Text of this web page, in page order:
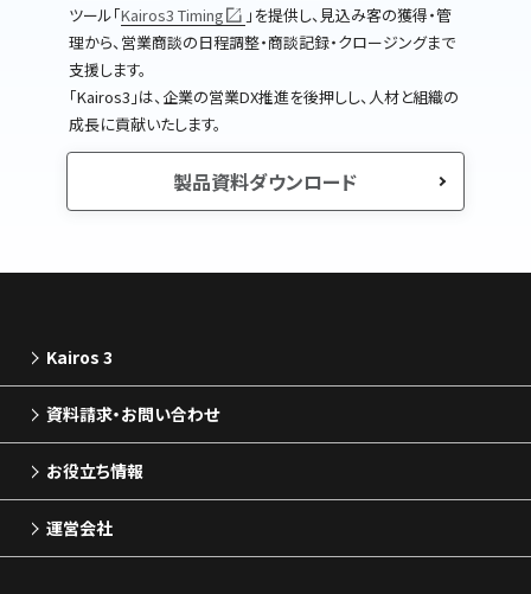
ツール｢Kairos3 Timing
｣を提供し、見込み客の獲得・管
理から、営業商談の日程調整・商談記録・クロージングまで
支援します。
｢Kairos3｣は、企業の営業DX推進を後押しし、人材と組織の
成長に貢献いたします。
製品資料ダウンロード
Kairos 3
資料請求・お問い合わせ
お役立ち情報
運営会社